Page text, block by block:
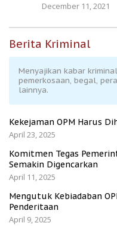
December 11, 2021
Berita Kriminal
Menyajikan kabar
pemerkosaan, begal,
lainnya.
Kekejaman OPM Harus
April 23, 2025
Komitmen Tegas
Semakin Digencarkan
April 11, 2025
Mengutuk Kebiadaban
Penderitaan
April 9, 2025